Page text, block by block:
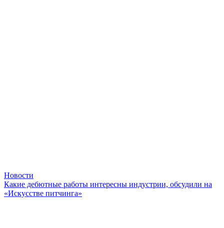
Новости
Какие дебютные работы интересны индустрии, обсудили на
«Искусстве питчинга»